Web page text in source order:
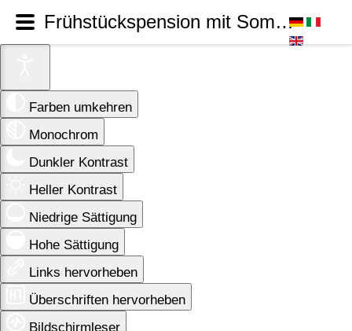
Farben umkehren
Monochrom
Dunkler Kontrast
Heller Kontrast
Niedrige Sättigung
Hohe Sättigung
Links hervorheben
Überschriften hervorheben
Bildschirmleser
Frühstückspension mit Sommeraktivitäten in Südtirol, in Welschnofen